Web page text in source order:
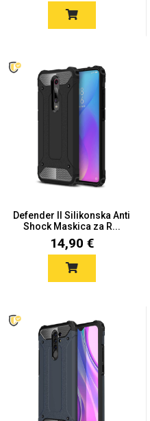
Defender II Silikonska Anti
Shock Maskica za R...
14,90 €
Citati & Stihovi
MarbleMania